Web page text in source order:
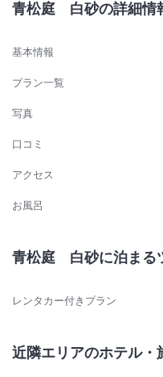
青松庭 白砂の詳細情
基本情報
プラン一覧
写真
口コミ
アクセス
お風呂
青松庭 白砂に泊まる
レンタカー付きプラン
近隣エリアのホテル・